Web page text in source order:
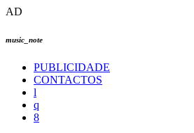
AD
music_note
PUBLICIDADE
CONTACTOS